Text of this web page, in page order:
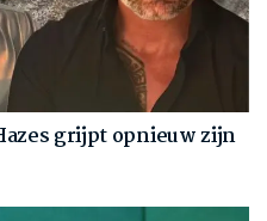
grijpt opnieuw zijn